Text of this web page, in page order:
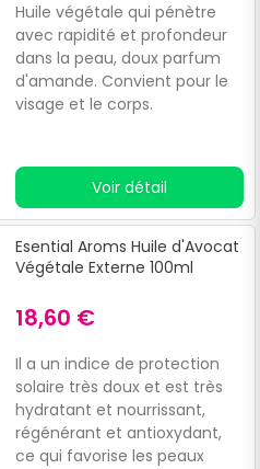
Huile végétale qui pénètre
avec rapidité et profondeur
dans la peau, doux parfum
d'amande. Convient pour le
visage et le corps.
Voir détail
Esential Aroms Huile d'Avocat
Végétale Externe 100ml
18,60 €
Il a un indice de protection
solaire très doux et est très
hydratant et nourrissant,
régénérant et antioxydant,
ce qui favorise les peaux